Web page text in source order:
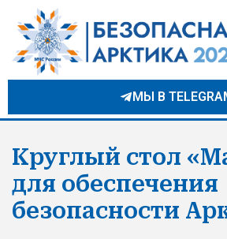
МЫ В
Круглый стол
для обеспечения
безопасности